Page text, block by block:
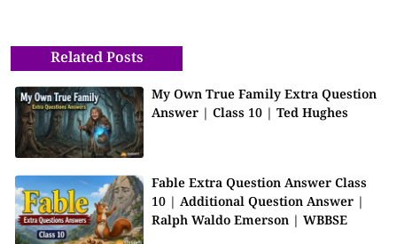
Related Posts
My Own True Family Extra Question
Answer | Class 10 | Ted Hughes
Fable Extra Question Answer Class
10 | Additional Question Answer |
Ralph Waldo Emerson | WBBSE